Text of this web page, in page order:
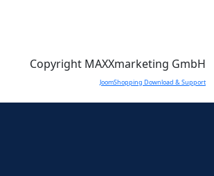
Copyright MAXXmarketing GmbH
JoomShopping Download & Support